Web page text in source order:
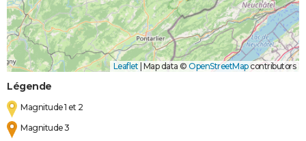
Leaflet Map data © OpenStreetMapcontributors
Légende
Magnitude 1 et 2
Magnitude 3